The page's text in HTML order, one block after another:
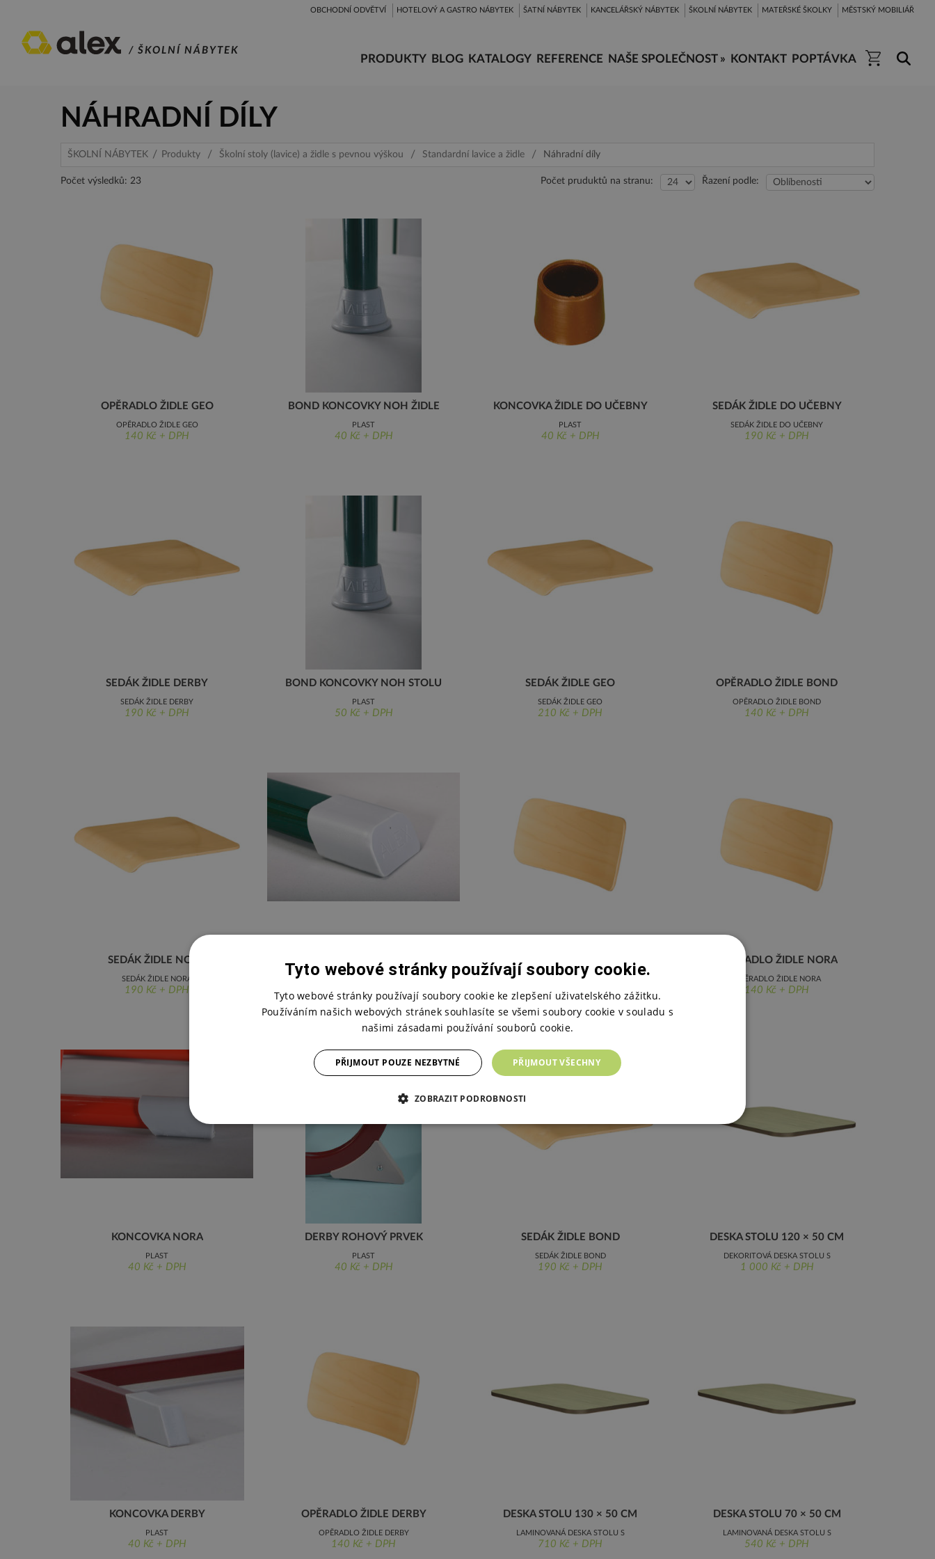
OBCHODNÍ ODVĚTVÍ HOTELOVÝ A GASTRO NÁBYTEK ŠATNÍ NÁBYTEK KANCELÁŘSKÝ NÁBYTEK ŠKOLNÍ NÁBYTEK MATEŘSKÉ ŠKOLKY MĚSTSKÝ MOBILIÁŘ
/ ŠKOLNÍ NÁBYTEK
PRODUKTY BLOG KATALOGY REFERENCE NAŠE SPOLEČNOST » KONTAKT POPTÁVKA
NÁHRADNÍ DÍLY
ŠKOLNÍ NÁBYTEK Produkty Školní stoly (lavice) a židle s pevnou výškou Standardní lavice a židle Náhradní díly
Počet výsledků: 23 Počet pruduktů na stranu: Řazení podle:
OPĚRADLO ŽIDLE GEO
OPĚRADLO ŽIDLE GEO
140 Kč + DPH
BOND KONCOVKY NOH ŽIDLE
PLAST
40 Kč + DPH
KONCOVKA ŽIDLE DO UČEBNY
PLAST
40 Kč + DPH
SEDÁK ŽIDLE DO UČEBNY
SEDÁK ŽIDLE DO UČEBNY
190 Kč + DPH
SEDÁK ŽIDLE DERBY
SEDÁK ŽIDLE DERBY
190 Kč + DPH
BOND KONCOVKY NOH STOLU
PLAST
50 Kč + DPH
SEDÁK ŽIDLE GEO
SEDÁK ŽIDLE GEO
210 Kč + DPH
OPĚRADLO ŽIDLE BOND
OPĚRADLO ŽIDLE BOND
140 Kč + DPH
SEDÁK ŽIDLE NORA
SEDÁK ŽIDLE NORA
190 Kč + DPH
KONCOVKA ATLAS
40 Kč + DPH
OPĚRÁK ŽIDLE DO UČEBNY
OPĚRÁK ŽIDLE DO UČEBNY
140 Kč + DPH
OPĚRADLO ŽIDLE NORA
OPĚRADLO ŽIDLE NORA
140 Kč + DPH
KONCOVKA NORA
PLAST
40 Kč + DPH
DERBY ROHOVÝ PRVEK
PLAST
40 Kč + DPH
SEDÁK ŽIDLE BOND
SEDÁK ŽIDLE BOND
190 Kč + DPH
DESKA STOLU 120 × 50 CM
DEKORITOVÁ DESKA STOLU S
NEZAOBLENÝMI ROHY, 120 × 50 CM
1 000 Kč + DPH
KONCOVKA DERBY
PLAST
40 Kč + DPH
OPĚRADLO ŽIDLE DERBY
OPĚRADLO ŽIDLE DERBY
140 Kč + DPH
DESKA STOLU 130 × 50 CM
LAMINOVANÁ DESKA STOLU S
NEZAOBLENÝMI ROHY, 130 × 50 CM
710 Kč + DPH
DESKA STOLU 70 × 50 CM
LAMINOVANÁ DESKA STOLU S
NEZAOBLENÝMI ROHY, 70 × 50 CM
540 Kč + DPH
Tyto webové stránky používají soubory cookie.
Tyto webové stránky používají soubory cookie ke zlepšení uživatelského zážitku.
Používáním našich webových stránek souhlasíte se všemi soubory cookie v souladu s
našimi zásadami používání souborů cookie.
PŘIJMOUT VŠECHNY
PŘIJMOUT POUZE NEZBYTNÉ
ZOBRAZIT PODROBNOSTI